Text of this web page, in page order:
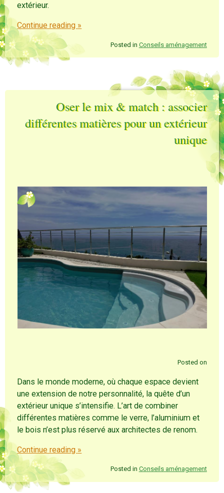
extérieur.
Continue reading »
Posted in Conseils aménagement
Oser le mix & match : associer
différentes matières pour un extérieur
unique
Posted on
Dans le monde moderne, où chaque espace devient
une extension de notre personnalité, la quête d’un
extérieur unique s’intensifie. L’art de combiner
différentes matières comme le verre, l’aluminium et
le bois n’est plus réservé aux architectes de renom.
Continue reading »
Posted in Conseils aménagement